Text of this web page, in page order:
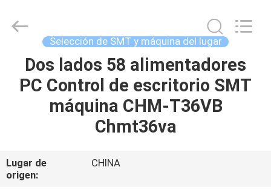
HOGAR
PRODUCTOS
VÍDEOS
CHARMHIGH
TECHNOLOGY
Selección de SMT y máquina del lugar
Dos lados 58 alimentadores
PC Control de escritorio SMT
máquina CHM-T36VB
Chmt36va
Lugar de
origen:
CHINA